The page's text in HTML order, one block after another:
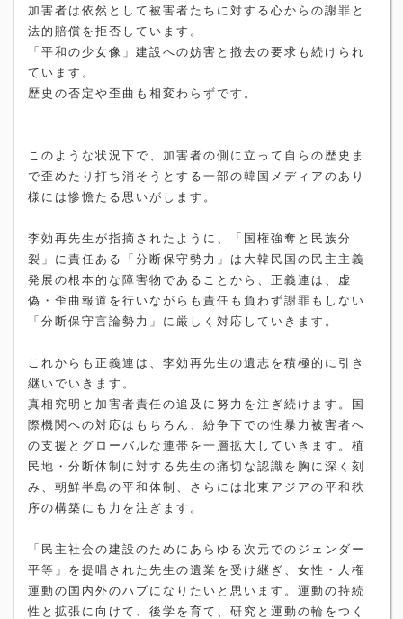
加害者は依然として被害者たちに対する心からの謝罪と
法的賠償を拒否しています。
「平和の少女像」建設への妨害と撤去の要求も続けられ
ています。
歴史の否定や歪曲も相変わらずです。
このような状況下で、加害者の側に立って自らの歴史ま
で歪めたり打ち消そうとする一部の韓国メディアのあり
様には惨憺たる思いがします。
李効再先生が指摘されたように、「国権強奪と民族分
裂」に責任ある「分断保守勢力」は大韓民国の民主主義
発展の根本的な障害物であることから、正義連は、虚
偽・歪曲報道を行いながらも責任も負わず謝罪もしない
「分断保守言論勢力」に厳しく対応していきます。
これからも正義連は、李効再先生の遺志を積極的に引き
継いでいきます。
真相究明と加害者責任の追及に努力を注ぎ続けます。国
際機関への対応はもちろん、紛争下での性暴力被害者へ
の支援とグローバルな連帯を一層拡大していきます。植
民地・分断体制に対する先生の痛切な認識を胸に深く刻
み、朝鮮半島の平和体制、さらには北東アジアの平和秩
序の構築にも力を注ぎます。
「民主社会の建設のためにあらゆる次元でのジェンダー
平等」を提唱された先生の遺業を受け継ぎ、女性・人権
運動の国内外のハブになりたいと思います。運動の持続
性と拡張に向けて、後学を育て、研究と運動の輪をつく